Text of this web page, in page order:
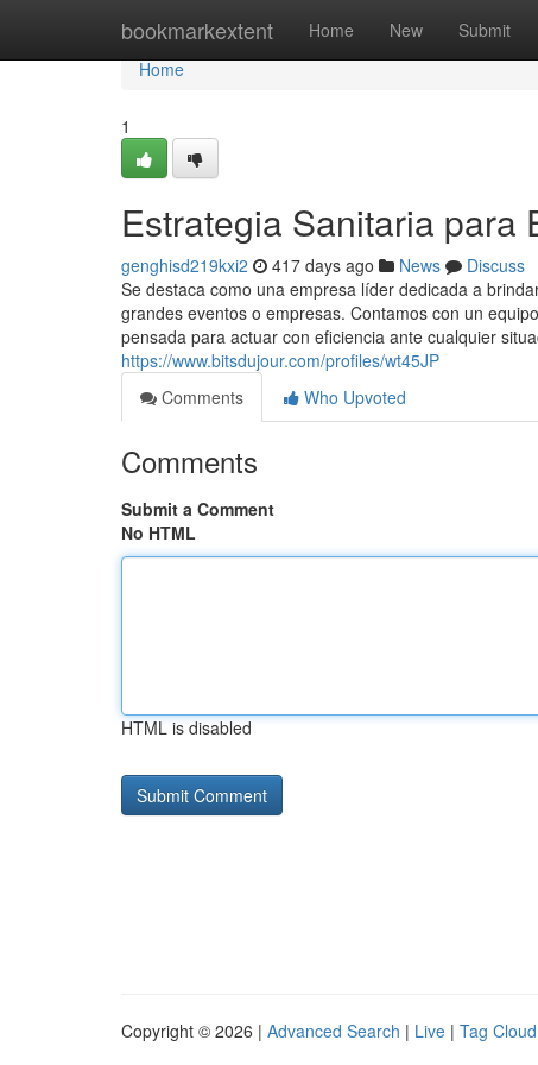
bookmarkextent Home New Submit
Home
Home
1
Estrategia Sanitaria para
genghisd219kxi2 417 days ago News
Discuss
Se destaca como una empresa líder dedicada a
grandes eventos o empresas. Contamos con un
pensada para actuar con eficiencia ante cualquier
https://www.bitsdujour.com/profiles/wt45JP
Comments
Who Upvoted
Comments
Submit a Comment
No HTML
HTML is disabled
Copyright © 2026 | Advanced Search | Live | Tag Cloud